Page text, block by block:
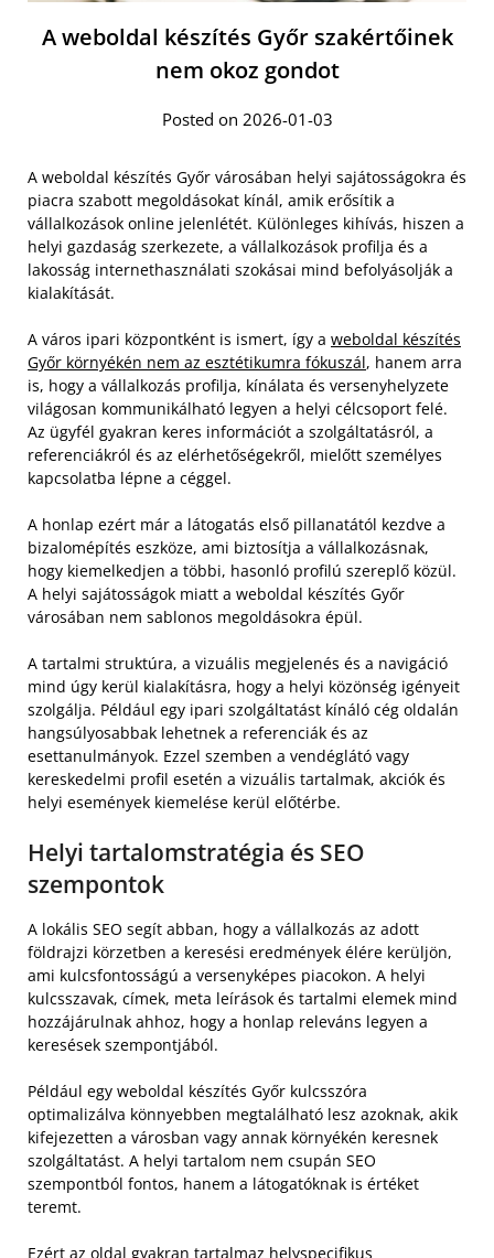
A weboldal készítés Győr szakértőinek
nem okoz gondot
Posted on 2026-01-03
A weboldal készítés Győr városában helyi sajátosságokra és
piacra szabott megoldásokat kínál, amik erősítik a
vállalkozások online jelenlétét. Különleges kihívás, hiszen a
helyi gazdaság szerkezete, a vállalkozások profilja és a
lakosság internethasználati szokásai mind befolyásolják a
kialakítását.
A város ipari központként is ismert, így a weboldal készítés
Győr környékén nem az esztétikumra fókuszál, hanem arra
is, hogy a vállalkozás profilja, kínálata és versenyhelyzete
világosan kommunikálható legyen a helyi célcsoport felé.
Az ügyfél gyakran keres információt a szolgáltatásról, a
referenciákról és az elérhetőségekről, mielőtt személyes
kapcsolatba lépne a céggel.
A honlap ezért már a látogatás első pillanatától kezdve a
bizalomépítés eszköze, ami biztosítja a vállalkozásnak,
hogy kiemelkedjen a többi, hasonló profilú szereplő közül.
A helyi sajátosságok miatt a weboldal készítés Győr
városában nem sablonos megoldásokra épül.
A tartalmi struktúra, a vizuális megjelenés és a navigáció
mind úgy kerül kialakításra, hogy a helyi közönség igényeit
szolgálja. Például egy ipari szolgáltatást kínáló cég oldalán
hangsúlyosabbak lehetnek a referenciák és az
esettanulmányok. Ezzel szemben a vendéglátó vagy
kereskedelmi profil esetén a vizuális tartalmak, akciók és
helyi események kiemelése kerül előtérbe.
Helyi tartalomstratégia és SEO
szempontok
A lokális SEO segít abban, hogy a vállalkozás az adott
földrajzi körzetben a keresési eredmények élére kerüljön,
ami kulcsfontosságú a versenyképes piacokon. A helyi
kulcsszavak, címek, meta leírások és tartalmi elemek mind
hozzájárulnak ahhoz, hogy a honlap releváns legyen a
keresések szempontjából.
Például egy weboldal készítés Győr kulcsszóra
optimalizálva könnyebben megtalálható lesz azoknak, akik
kifejezetten a városban vagy annak környékén keresnek
szolgáltatást. A helyi tartalom nem csupán SEO
szempontból fontos, hanem a látogatóknak is értéket
teremt.
Ezért az oldal gyakran tartalmaz helyspecifikus